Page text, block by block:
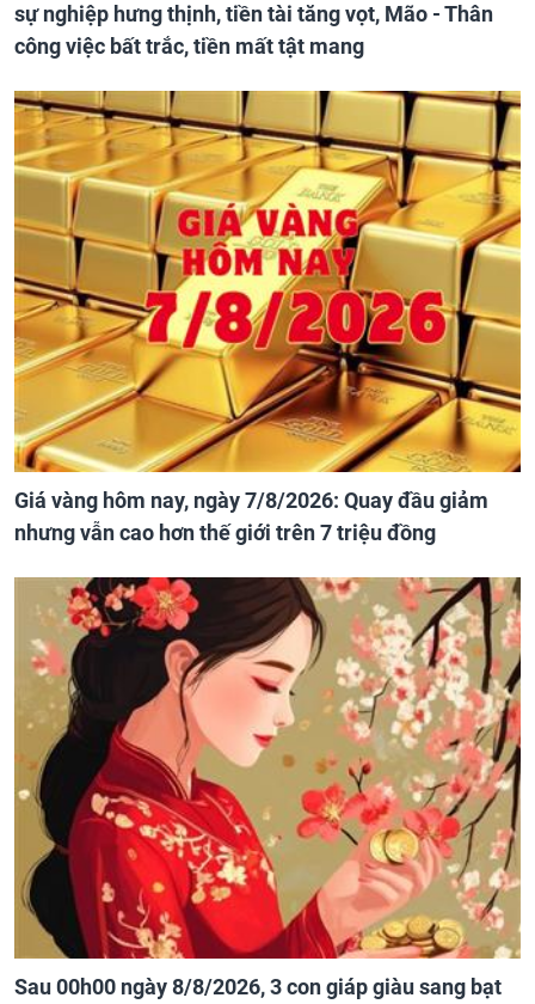
sự nghiệp hưng thịnh, tiền tài tăng vọt, Mão - Thân
công việc bất trắc, tiền mất tật mang
Giá vàng hôm nay, ngày 7/8/2026: Quay đầu giảm
nhưng vẫn cao hơn thế giới trên 7 triệu đồng
Sau 00h00 ngày 8/8/2026, 3 con giáp giàu sang bạt